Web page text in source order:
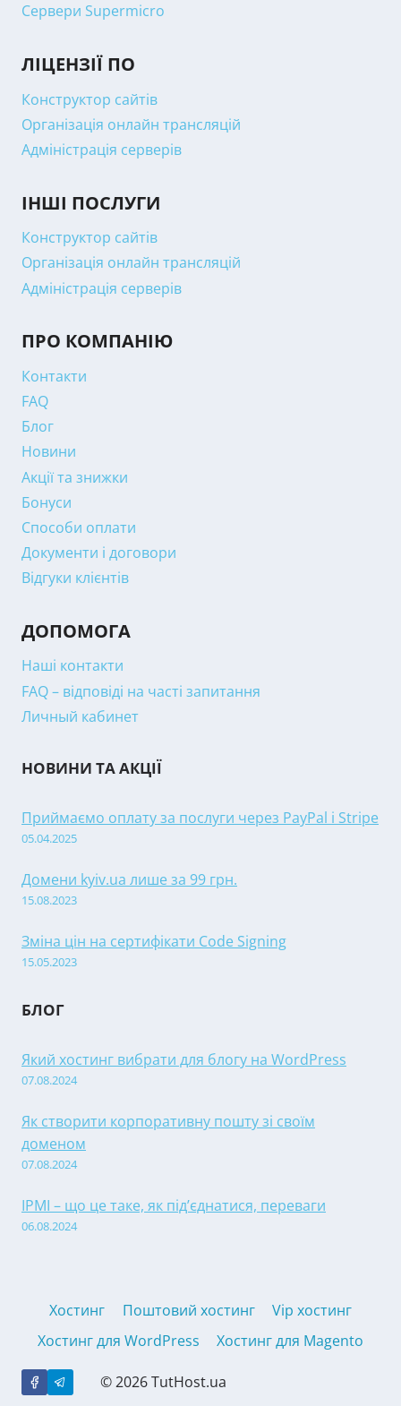
Сервери Supermicro
ЛІЦЕНЗІЇ ПО
Конструктор сайтів
Організація онлайн трансляцій
Адміністрація серверів
ІНШІ ПОСЛУГИ
Конструктор сайтів
Організація онлайн трансляцій
Адміністрація серверів
ПРО КОМПАНІЮ
Контакти
FAQ
Блог
Новини
Акції та знижки
Бонуси
Способи оплати
Документи і договори
Відгуки клієнтів
ДОПОМОГА
Наші контакти
FAQ – відповіді на часті запитання
Личный кабинет
НОВИНИ ТА АКЦІЇ
Приймаємо оплату за послуги через PayPal і Stripe
05.04.2025
Домени kyiv.ua лише за 99 грн.
15.08.2023
Зміна цін на сертифікати Code Signing
15.05.2023
БЛОГ
Який хостинг вибрати для блогу на WordPress
07.08.2024
Як створити корпоративну пошту зі своїм
доменом
07.08.2024
IPMI – що це таке, як під’єднатися, переваги
06.08.2024
Хостинг Поштовий хостинг
Vip хостинг
Хостинг для WordPress
Хостинг для Magento
© 2026 TutHost.ua